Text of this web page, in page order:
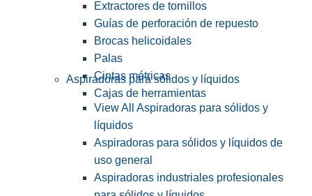
Extractores de tornillos
Guías de perforación de repuesto
Brocas helicoidales
Palas
Cintas métricas
Cajas de herramientas
Aspiradoras para sólidos y líquidos
View All Aspiradoras para sólidos y
líquidos
Aspiradoras para sólidos y líquidos de
uso general
Aspiradoras industriales profesionales